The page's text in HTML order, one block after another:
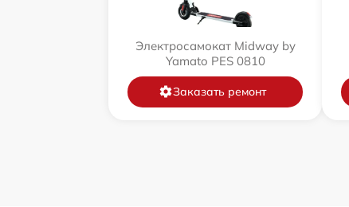
Электросамокат Midway by
Yamato PES 0810
Заказать ремонт